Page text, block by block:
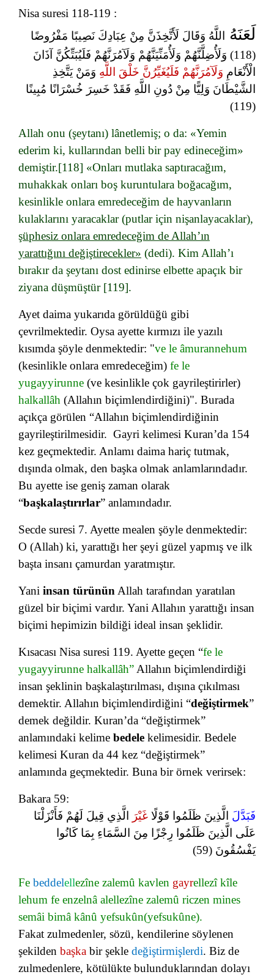
Nisa suresi 118-119 :
لَعَنَهُ اللَّهُ وَقَالَ لَأَتَّخِذَنَّ مِنْ عِبَادِكَ نَصِيبًا مَفْرُوضًا
(118) وَلَأُضِلَّنَّهُمْ وَلَأُمَنِّيَنَّهُمْ وَلَآمُرَنَّهُمْ فَلَيُبَتِّكُنَّ آذَانَ
الْأَنْعَامِ وَلَآمُرَنَّهُمْ فَلَيُغَيِّرُنَّ خَلْقَ اللَّهِ وَمَنْ يَتَّخِذِ
الشَّيْطَانَ وَلِيًّا مِنْ دُونِ اللَّهِ فَقَدْ خَسِرَ خُسْرَانًا مُبِينًا
(119)
Allah onu (şeytanı) lânetlemiş; o da: «Yemin
ederim ki, kullarından belli bir pay edineceğim»
demiştir.[118] «Onları mutlaka saptıracağım,
muhakkak onları boş kuruntulara boğacağım,
kesinlikle onlara emredeceğim de hayvanların
kulaklarını yaracaklar (putlar için nişanlayacaklar),
şüphesiz onlara emredeceğim de Allah’ın
yarattığını değiştirecekler» (dedi). Kim Allah’ı
bırakır da şeytanı dost edinirse elbette apaçık bir
ziyana düşmüştür [119].
Ayet daima yukarıda görüldüğü gibi
çevrilmektedir. Oysa ayette kırmızı ile yazılı
kısımda şöyle denmektedir: "ve le âmurannehum
(kesinlikle onlara emredeceğim) fe le
yugayyirunne (ve kesinlikle çok gayrileştirirler)
halkallâh (Allahın biçimlendirdiğini)". Burada
açıkça görülen “Allahın biçimlendirdiğinin
gayrileştirilmesidir. Gayri kelimesi Kuran’da 154
kez geçmektedir. Anlamı daima hariç tutmak,
dışında olmak, den başka olmak anlamlarındadır.
Bu ayette ise geniş zaman olarak
“başkalaştırırlar” anlamındadır.
Secde suresi 7. Ayette mealen şöyle denmektedir:
O (Allah) ki, yarattığı her şeyi güzel yapmış ve ilk
başta insanı çamurdan yaratmıştır.
Yani insan türünün Allah tarafından yaratılan
güzel bir biçimi vardır. Yani Allahın yarattığı insan
biçimi hepimizin bildiği ideal insan şeklidir.
Kısacası Nisa suresi 119. Ayette geçen “fe le
yugayyirunne halkallâh” Allahın biçimlendirdiği
insan şeklinin başkalaştırılması, dışına çıkılması
demektir. Allahın biçimlendirdiğini “değiştirmek”
demek değildir. Kuran’da “değiştirmek”
anlamındaki kelime bedele kelimesidir. Bedele
kelimesi Kuran da 44 kez “değiştirmek”
anlamında geçmektedir. Buna bir örnek verirsek:
Bakara 59:
فَبَدَّلَ الَّذِينَ ظَلَمُوا قَوْلًا غَيْرَ الَّذِي قِيلَ لَهُمْ فَأَنْزَلْنَا
عَلَى الَّذِينَ ظَلَمُوا رِجْزًا مِنَ السَّمَاءِ بِمَا كَانُوا
يَفْسُقُونَ (59)
Fe beddelellezîne zalemû kavlen gayrellezî kîle
lehum fe enzelnâ alellezîne zalemû riczen mines
semâi bimâ kânû yefsukûn(yefsukûne).
Fakat zulmedenler, sözü, kendilerine söylenen
şekilden başka bir şekle değiştirmişlerdi. Biz de
zulmedenlere, kötülükte bulunduklarından dolayı